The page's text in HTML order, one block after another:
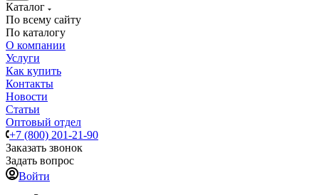
Каталог
По всему сайту
По каталогу
О компании
Услуги
Как купить
Контакты
Новости
Статьи
Оптовый отдел
+7 (800) 201-21-90
Заказать звонок
Задать вопрос
Войти